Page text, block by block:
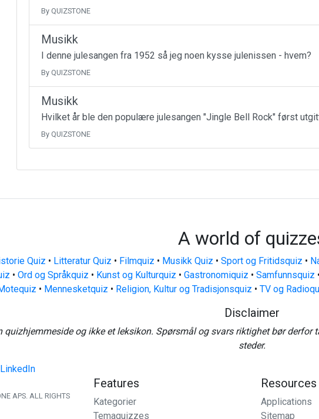
By QUIZSTONE
Musikk
I denne julesangen fra 1952 så jeg noen kysse julenissen - hvem?
By QUIZSTONE
Musikk
Hvilket år ble den populære julesangen "Jingle Bell Rock" først
By QUIZSTONE
A world of
Quiz • Litteratur Quiz • Filmquiz • Musikk Quiz • Sport og Fritidsquiz •
• Ord og Språkquiz • Kunst og Kulturquiz • Gastronomiquiz • Samfunnsquiz •
• Mennesketquiz • Religion, Kultur og Tradisjonsquiz • TV og
Disclaimer
quizhjemmeside og ikke et leksikon. Spørsmål og svars riktighet bør
steder.
LinkedIn
APS. ALL RIGHTS
Features
Kategorier
Temaquizzes
Resources
Applications
Sitemap